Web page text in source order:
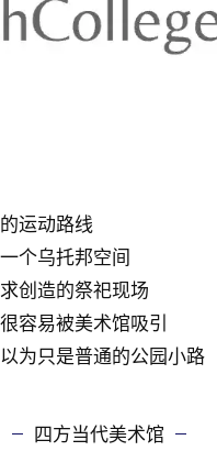
运动路线
个乌托邦空间
创造的祭祀现场
容易被美术馆吸引
为只是普通的公园小路
四方当代美术馆